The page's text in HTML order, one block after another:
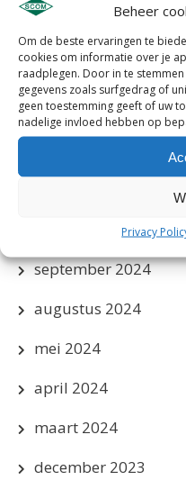
Beheer
Om de beste ervaringen te
cookies om informatie over je
raadplegen. Door in te
gegevens zoals surfgedrag of
geen toestemming geeft of uw
nadelige invloed hebben op
Privacy
april 2025
maart 2025
januari 2025
oktober 2024
september 2024
augustus 2024
mei 2024
april 2024
maart 2024
december 2023